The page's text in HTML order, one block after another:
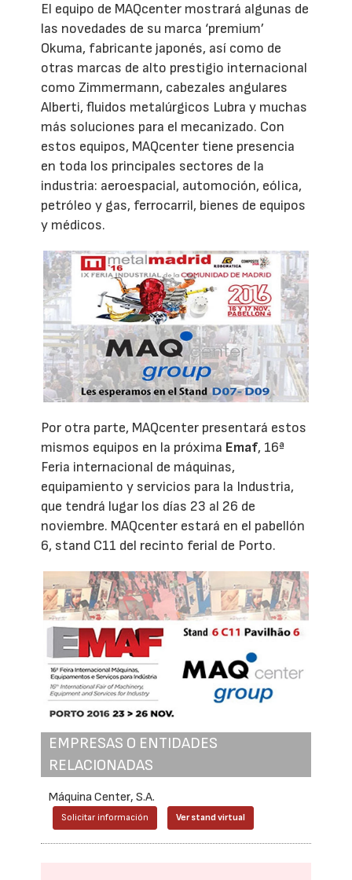
El equipo de MAQcenter mostrará algunas de
las novedades de su marca ‘premium’
Okuma, fabricante japonés, así como de
otras marcas de alto prestigio internacional
como Zimmermann, cabezales angulares
Alberti, fluidos metalúrgicos Lubra y muchas
más soluciones para el mecanizado. Con
estos equipos, MAQcenter tiene presencia
en toda los principales sectores de la
industria: aeroespacial, automoción, eólica,
petróleo y gas, ferrocarril, bienes de equipos
y médicos.
Por otra parte, MAQcenter presentará estos
mismos equipos en la próxima Emaf, 16ª
Feria internacional de máquinas,
equipamiento y servicios para la Industria,
que tendrá lugar los días 23 al 26 de
noviembre. MAQcenter estará en el pabellón
6, stand C11 del recinto ferial de Porto.
EMPRESAS O ENTIDADES
RELACIONADAS
Máquina Center, S.A.
Solicitar información Ver stand virtual